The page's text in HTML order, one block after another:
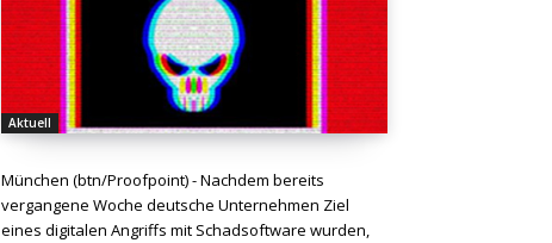
Aktuell
München (btn/Proofpoint) - Nachdem bereits
vergangene Woche deutsche Unternehmen Ziel
eines digitalen Angriffs mit Schadsoftware wurden,